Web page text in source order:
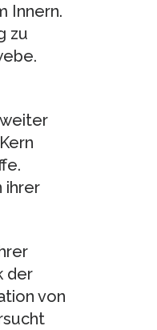
Innern.
zu
ihrer
der
von